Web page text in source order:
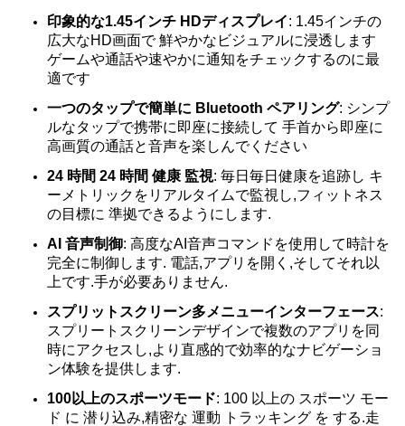
印象的な1.45インチ HDディスプレイ: 1.45インチの
広大なHD画面で 鮮やかなビジュアルに浸透します
ゲームや通話や速やかに通知をチェックするのに最
適です
一つのタップで簡単に Bluetooth ペアリング: シンプ
ルなタップで携帯に即座に接続して 手首から即座に
高画質の通話と音声を楽しんでください
24 時間 24 時間 健康 監視: 毎日毎日健康を追跡し キ
ーメトリックをリアルタイムで監視し,フィットネス
の目標に 準拠できるようにします.
AI 音声制御: 高度なAI音声コマンドを使用して時計を
完全に制御します. 電話,アプリを開く,そしてそれ以
上です.手が必要ありません.
スプリットスクリーン多メニューインターフェース:
スプリートスクリーンデザインで複数のアプリを同
時にアクセスし,より直感的で効率的なナビゲーショ
ン体験を提供します.
100以上のスポーツモード: 100 以上の スポーツ モー
ド に 潜り込み,精密な 運動 トラッキング を する.走